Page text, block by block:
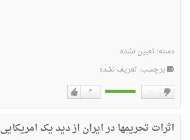
دسته: تعیین نشده
برچسب: تعریف نشده
۴ ۰
اثرات تحریمها در ایران از دید یک امریکایی